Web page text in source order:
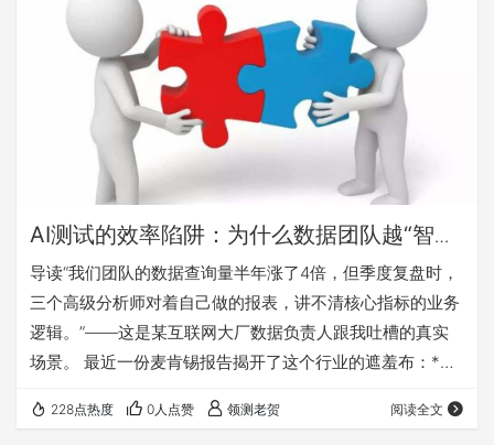
判断力的故事。 那个被AI报告打了脸的周一早晨 数据产品
经理陈然打…
AI测试的效率陷阱：为什么数据团队越“智
能”，测试思维越浅薄？
导读“我们团队的数据查询量半年涨了4倍，但季度复盘时，
三个高级分析师对着自己做的报表，讲不清核心指标的业务
逻辑。”——这是某互联网大厂数据负责人跟我吐槽的真实
场景。 最近一份麦肯锡报告揭开了这个行业的遮羞布：*引
解度暴跌37%*。这数字背后，是一场静悄悄的认知坍缩。
228点热度 0人点赞 领测老贺 阅读全文